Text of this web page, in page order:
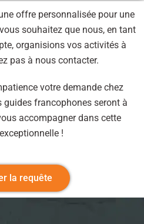
offre personnalisée pour une
souhaitez que nous, en tant
organisions vos activités à
pas à nous contacter.
votre demande chez
guides francophones seront à
accompagner dans cette
!
la requête